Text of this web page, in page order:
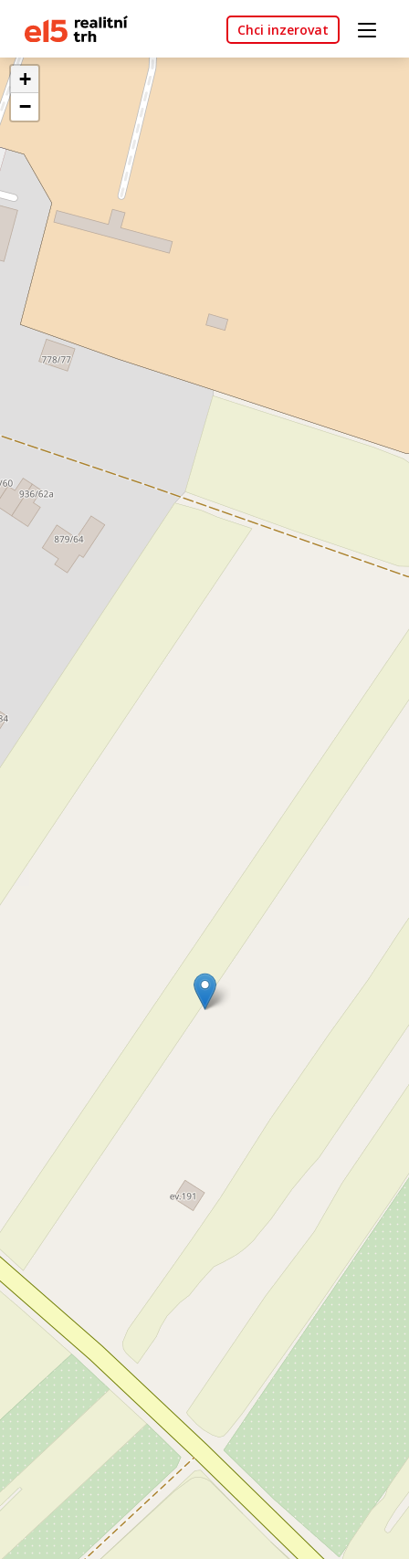
Chci inzerovat
+
−